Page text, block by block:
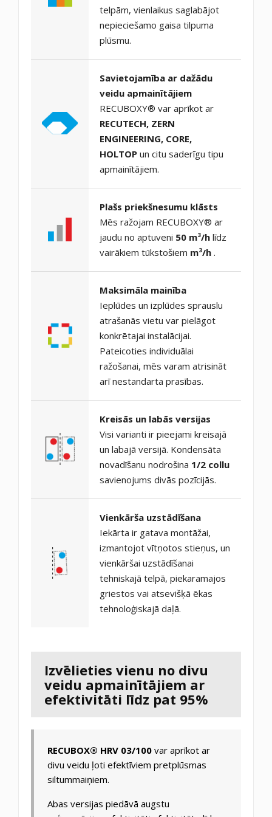
telpām, vienlaikus saglabājot
nepieciešamo gaisa tilpuma
plūsmu.
Savietojamība ar dažādu
veidu apmainītājiem
RECUBOXY® var aprīkot ar
RECUTECH, ZERN
ENGINEERING, CORE,
HOLTOP un citu saderīgu tipu
apmainītājiem.
Plašs priekšnesumu klāsts
Mēs ražojam RECUBOXY® ar
jaudu no aptuveni 50 m³/h līdz
vairākiem tūkstošiem m³/h .
Maksimāla mainība
Ieplūdes un izplūdes sprauslu
atrašanās vietu var pielāgot
konkrētajai instalācijai.
Pateicoties individuālai
ražošanai, mēs varam atrisināt
arī nestandarta prasības.
Kreisās un labās versijas
Visi varianti ir pieejami kreisajā
un labajā versijā. Kondensāta
novadīšanu nodrošina 1/2 collu
savienojums divās pozīcijās.
Vienkārša uzstādīšana
Iekārta ir gatava montāžai,
izmantojot vītņotos stieņus, un
vienkāršai uzstādīšanai
tehniskajā telpā, piekaramajos
griestos vai atsevišķā ēkas
tehnoloģiskajā daļā.
Izvēlieties vienu no divu
veidu apmainītājiem ar
efektivitāti līdz pat 95%
RECUBOX® HRV 03/100 var aprīkot ar
divu veidu ļoti efektīviem pretplūsmas
siltummaiņiem.
Abas versijas piedāvā augstu